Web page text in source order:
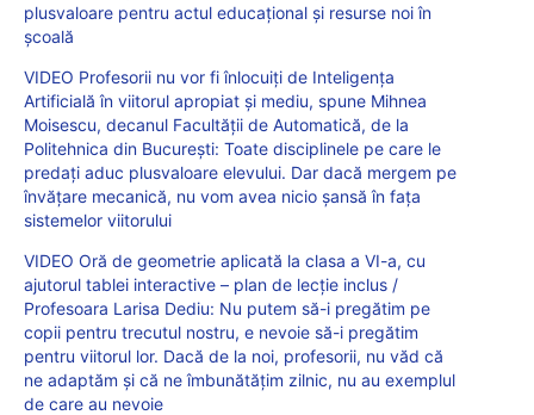
plusvaloare pentru actul educațional și resurse noi în
școală
VIDEO Profesorii nu vor fi înlocuiți de Inteligența
Artificială în viitorul apropiat și mediu, spune Mihnea
Moisescu, decanul Facultății de Automatică, de la
Politehnica din București: Toate disciplinele pe care le
predați aduc plusvaloare elevului. Dar dacă mergem pe
învățare mecanică, nu vom avea nicio șansă în fața
sistemelor viitorului
VIDEO Oră de geometrie aplicată la clasa a VI-a, cu
ajutorul tablei interactive – plan de lecție inclus /
Profesoara Larisa Dediu: Nu putem să-i pregătim pe
copii pentru trecutul nostru, e nevoie să-i pregătim
pentru viitorul lor. Dacă de la noi, profesorii, nu văd că
ne adaptăm și că ne îmbunătățim zilnic, nu au exemplul
de care au nevoie